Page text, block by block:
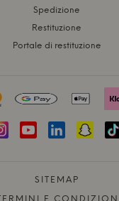
Spedizione
Restituzione
Portale di restituzione
SITEMAP